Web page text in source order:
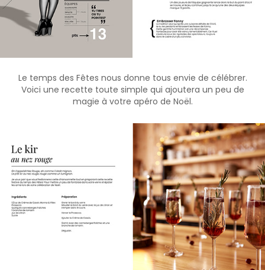
Le temps des Fêtes nous donne tous envie de célébrer.
Voici une recette toute simple qui ajoutera un peu de
magie à votre apéro de Noël.